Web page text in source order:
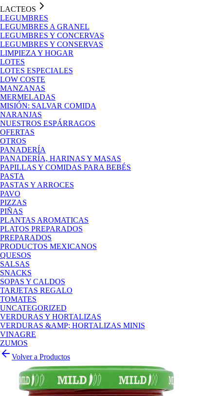
LACTEOS
LEGUMBRES
LEGUMBRES A GRANEL
LEGUMBRES Y CONCERVAS
LEGUMBRES Y CONSERVAS
LIMPIEZA Y HOGAR
LOTES
LOTES ESPECIALES
LOW COSTE
MANZANAS
MERMELADAS
MISIÓN: SALVAR COMIDA
NARANJAS
NUESTROS ESPÁRRAGOS
OFERTAS
OTROS
PANADERÍA
PANADERÍA, HARINAS Y MASAS
PAPILLAS Y COMIDAS PARA BEBÉS
PASTA
PASTAS Y ARROCES
PAVO
PIZZAS
PIÑAS
PLANTAS AROMATICAS
PLATOS PREPARADOS
PREPARADOS
PRODUCTOS MEXICANOS
QUESOS
SALSAS
SNACKS
SOPAS Y CALDOS
TARJETAS REGALO
TOMATES
UNCATEGORIZED
VERDURAS Y HORTALIZAS
VERDURAS &AMP; HORTALIZAS MINIS
VINAGRE
ZUMOS
Volver a Productos